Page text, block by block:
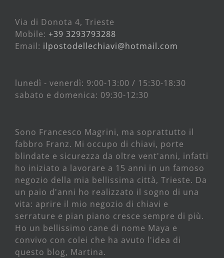
Via di Donota 4, Trieste
Mobile: +39 3293793288
Email: ilpostodellechiavi@hotmail.com
lunedì - venerdì: 9:00-13:00 / 15:30-18:30
sabato e domenica: 09:30-12:30
Sono Francesco Magrini, ma soprattutto il
fabbro Franz. Mi occupo di chiavi, porte
blindate e sicurezza da oltre vent'anni, infatti
ho iniziato a lavorare a 15 anni in un famoso
negozio della mia bellissima città, Trieste. Da
un paio d'anni ho realizzato il sogno di una
vita: aprire il mio negozio di chiavi e
serrature e pian piano cresce sempre di più.
Ho un bellissimo cane di nome Maya e
convivo con colei che ha avuto l'idea di
questo blog, Martina.